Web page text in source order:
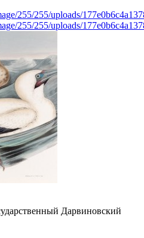
255/255/uploads/
255/255/uploads/
Дарвиновский